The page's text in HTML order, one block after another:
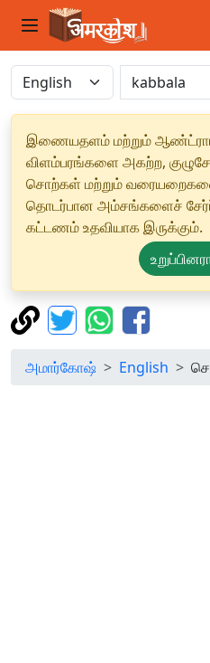
இணையதளம் மற்றும்
விளம்பரங்களை அகற்ற,
சொற்கள் மற்றும்
தொடர்பான அம்சங்களைச்
கட்டணம் உதவியாக இருக்கும்.
அமார்கோஷ் English